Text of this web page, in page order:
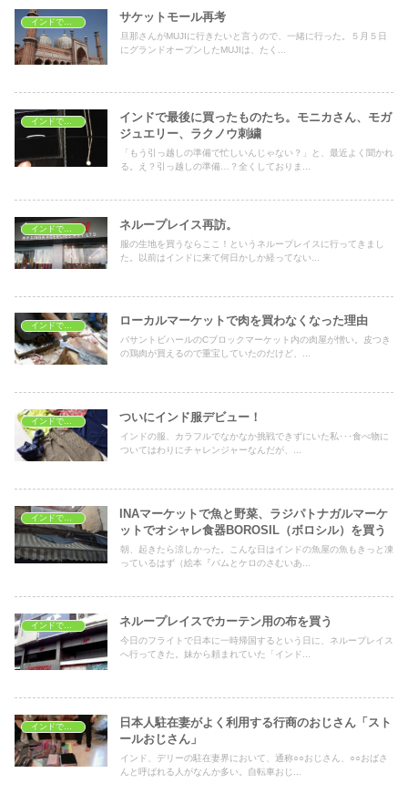
サケットモール再考
旦那さんがMUJIに行きたいと言うので、一緒に行った。５月５日
にグランドオープンしたMUJIは、たく...
インドで最後に買ったものたち。モニカさん、モガ
ジュエリー、ラクノウ刺繍
「もう引っ越しの準備で忙しいんじゃない？」と、最近よく聞かれ
る。え？引っ越しの準備…？全くしておりま...
ネループレイス再訪。
服の生地を買うならここ！というネループレイスに行ってきまし
た。以前はインドに来て何日かしか経ってない...
ローカルマーケットで肉を買わなくなった理由
バサントビハールのCブロックマーケット内の肉屋が憎い。皮つき
の鶏肉が買えるので重宝していたのだけど、...
インドでショッピング ついにインド服デビュー！
インドの服、カラフルでなかなか挑戦できずにいた私･･･食べ物に
ついてはわりにチャレンジャーなんだが、...
INAマーケットで魚と野菜、ラジパトナガルマーケ
ットでオシャレ食器BOROSIL（ボロシル）を買う
朝、起きたら涼しかった。こんな日はインドの魚屋の魚もきっと凍
っているはず（絵本『バムとケロのさむいあ...
ネループレイスでカーテン用の布を買う
今日のフライトで日本に一時帰国するという日に、ネループレイス
へ行ってきた。妹から頼まれていた「インド...
インドでショッピング
日本人駐在妻がよく利用する行商のおじさん「スト
ールおじさん」
インド、デリーの駐在妻界において、通称○○おじさん、○○おばさ
んと呼ばれる人がなんか多い。自転車おじ...